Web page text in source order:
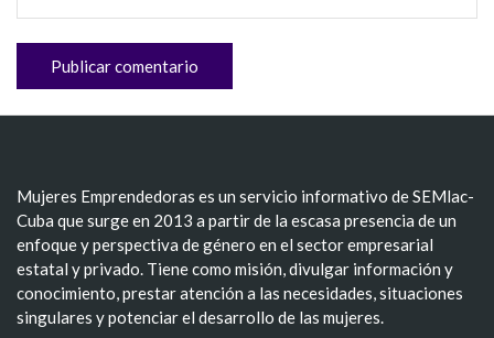
Mujeres Emprendedoras es un servicio informativo de SEMlac-
Cuba que surge en 2013 a partir de la escasa presencia de un
enfoque y perspectiva de género en el sector empresarial
estatal y privado. Tiene como misión, divulgar información y
conocimiento, prestar atención a las necesidades, situaciones
singulares y potenciar el desarrollo de las mujeres.